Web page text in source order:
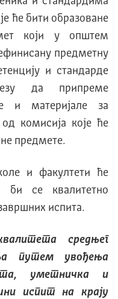
ће бити образоване
који у општем
предметну
и стандарде
да припреме
и материјале за
комисија које ће
предмете.
и факултети ће
се квалитетно
испита.
средњег
путем увођења
уметничка и
испит на крају